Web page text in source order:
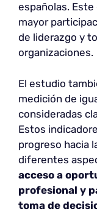
españolas.
mayor
de liderazgo y
organizaciones.
El estudio
medición de
consideradas
Estos
progreso hacia
diferentes
acceso a
profesional y
toma de